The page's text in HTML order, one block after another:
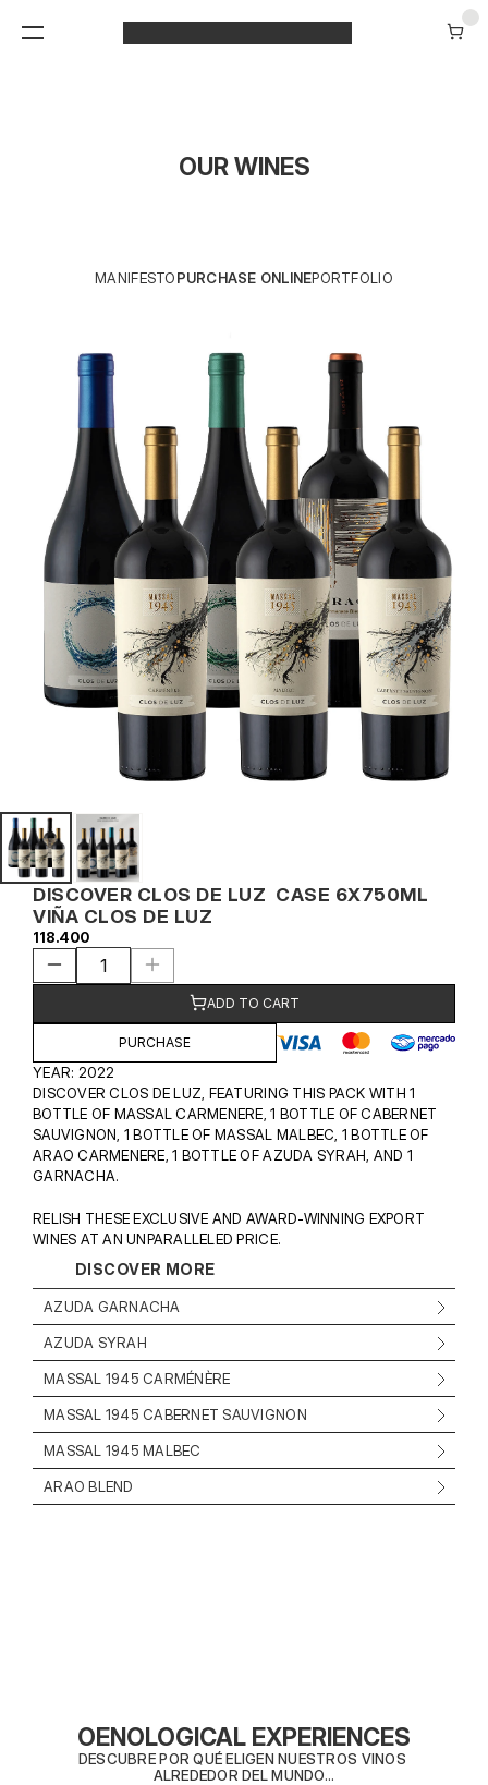
OUR WINES
MANIFESTOPURCHASE ONLINEPORTFOLIO
DISCOVER CLOS DE LUZ  CASE 6X750ML
VIÑA CLOS DE LUZ
118.400
ADD TO CART
PURCHASE
YEAR: 2022
DISCOVER CLOS DE LUZ, FEATURING THIS PACK WITH 1
BOTTLE OF MASSAL CARMENERE, 1 BOTTLE OF CABERNET
SAUVIGNON, 1 BOTTLE OF MASSAL MALBEC, 1 BOTTLE OF
ARAO CARMENERE, 1 BOTTLE OF AZUDA SYRAH, AND 1
GARNACHA.
RELISH THESE EXCLUSIVE AND AWARD-WINNING EXPORT
WINES AT AN UNPARALLELED PRICE.
DISCOVER MORE
AZUDA GARNACHA
AZUDA SYRAH
MASSAL 1945 CARMÉNÈRE
MASSAL 1945 CABERNET SAUVIGNON
MASSAL 1945 MALBEC
ARAO BLEND
OENOLOGICAL EXPERIENCES
DESCUBRE POR QUÉ ELIGEN NUESTROS VINOS
ALREDEDOR DEL MUNDO...